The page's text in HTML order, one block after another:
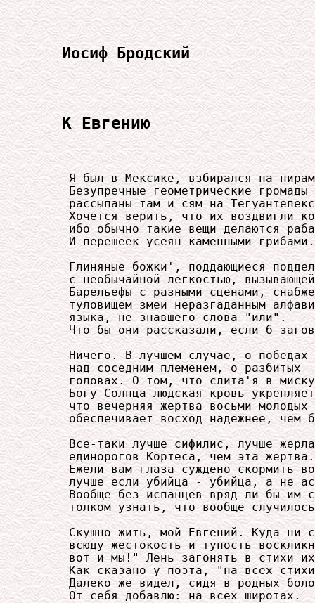
Иосиф Бродский
К Евгению
Я был в Мексике, взбирался на
     Безупречные геометрические громады
рассыпаны там и сям на
Хочется верить, что их воздвигли
ибо обычно такие вещи делаются
     И перешеек усеян каменными грибами.
Глиняные божки', поддающиеся
с необычайной легкостью,
Барельефы с разными сценами,
туловищем змеи неразгаданным
     языка, не знавшего слова "или".
Что бы они рассказали, если б
     Ничего. В лучшем случае, о победах
     над соседним племенем, о разбитых
     головах. О том, что слита'я в миску
Богу Солнца людская кровь
что вечерняя жертва восьми молодых
обеспечивает восход надежнее, чем
     Все-таки лучше сифилис, лучше жерла
     единорогов Кортеса, чем эта жертва.
Ежели вам глаза суждено скормить
лучше если убийца - убийца, а не
Вообще без испанцев вряд ли бы им
толком узнать, что вообще
Скушно жить, мой Евгений. Куда ни
всюду жестокость и тупость
вот и мы!" Лень загонять в стихи
Как сказано у поэта, "на всех
Далеко же видел, сидя в родных
     От себя добавлю: на всех широтах.